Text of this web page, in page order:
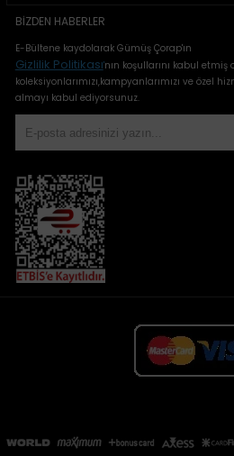
BIZDEN HABERLER
E-Bültene kaydolarak Gümüş Çorap'ın
Gizlilik Politikası'nın koşullarını kabul
koleksiyonlarımızı,kampyanlarımızı ve özel
almayı kabul ediyorsunuz.